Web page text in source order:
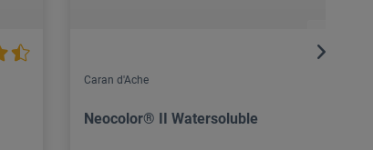
Caran d'Ache
Neocolor® II Watersoluble